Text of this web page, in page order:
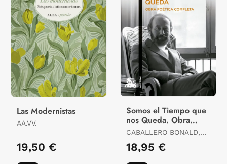
Las Modernistas
AA.VV.
19,50 €
Somos el Tiempo que
nos Queda. Obra
Poética Completa
CABALLERO BONALD,
JOSE MANUEL
18,95 €